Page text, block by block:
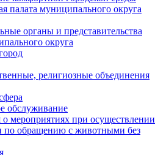
палата муниципального округа
органы и представительства
округа
религиозные объединения
обслуживание
мероприятиях при осуществлении
по обращению с животными без